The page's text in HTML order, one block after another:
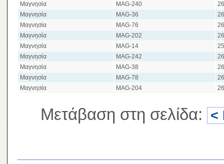
Μαγνησία
MAG-240
Μαγνησία
MAG-36
Μαγνησία
MAG-76
Μαγνησία
MAG-202
Μαγνησία
MAG-14
Μαγνησία
MAG-242
Μαγνησία
MAG-38
Μαγνησία
MAG-78
Μαγνησία
MAG-204
Μετάβαση στη σελίδα: <